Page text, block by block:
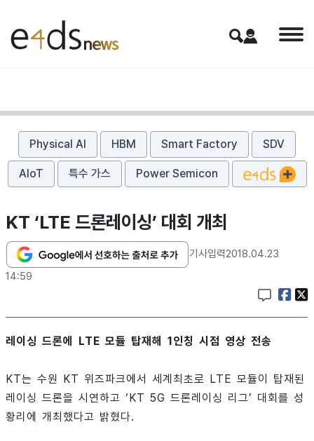
Physical AI HBM Smart Factory SDV
AIoT 특수 가스 Power Semicon
KT ‘LTE 드론레이싱’ 대회 개최
기사입력2018.04.23
14:59
레이싱 드론에 LTE 모듈 탑재해 1인칭 시점 영상 전송
KT는 수원 KT 위즈파크에서 세계최초로 LTE 모듈이 탑재된
레이싱 드론을 시연하고 ‘KT 5G 드론레이싱 리그’ 대회를 성
황리에 개최했다고 밝혔다.